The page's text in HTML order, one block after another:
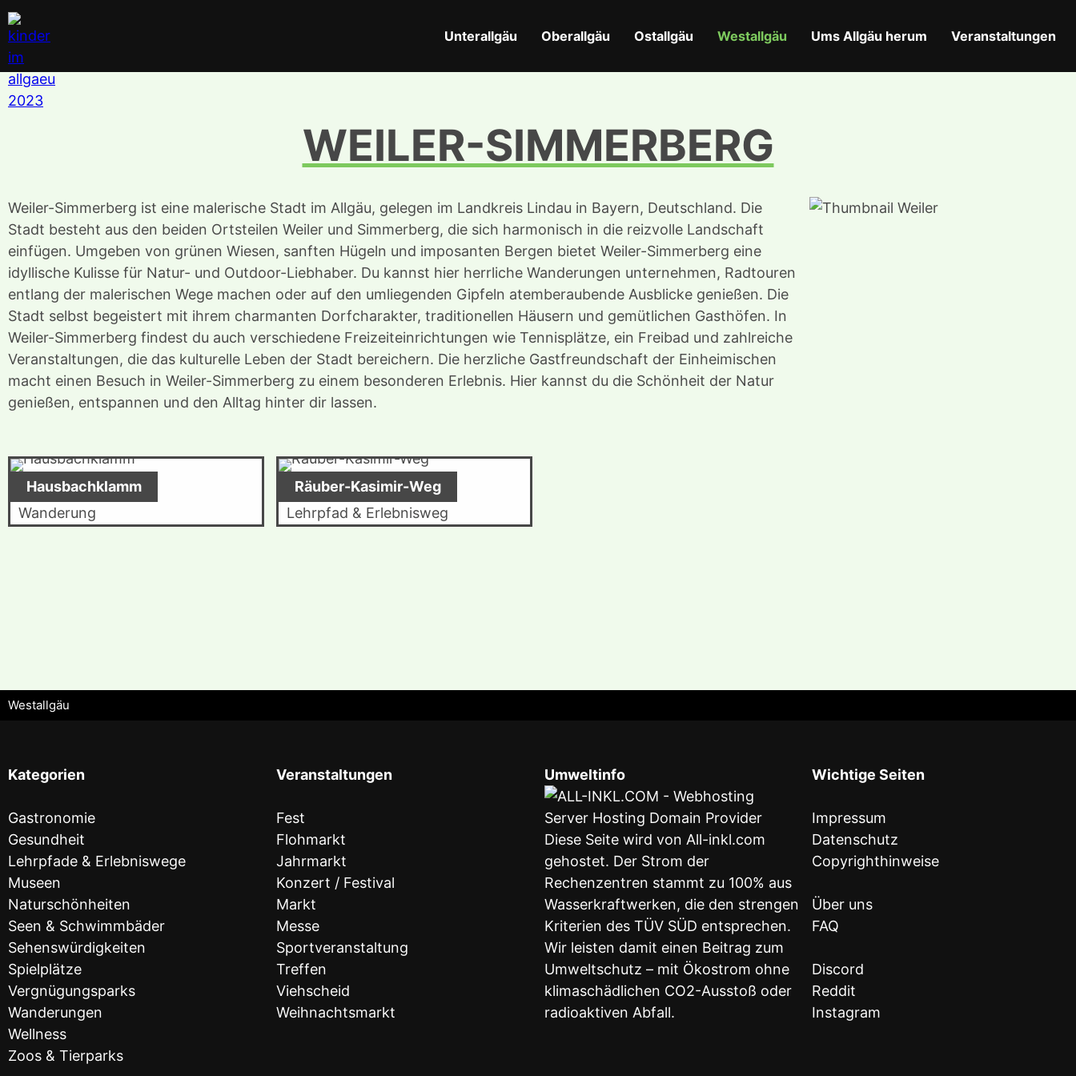
Unterallgäu Oberallgäu Ostallgäu Westallgäu Ums Allgäu herum Veranstaltungen
WEILER-SIMMERBERG
Weiler-Simmerberg ist eine malerische Stadt im Allgäu, gelegen im Landkreis Lindau in Bayern, Deutschland. Die
Stadt besteht aus den beiden Ortsteilen Weiler und Simmerberg, die sich harmonisch in die reizvolle Landschaft
einfügen. Umgeben von grünen Wiesen, sanften Hügeln und imposanten Bergen bietet Weiler-Simmerberg eine
idyllische Kulisse für Natur- und Outdoor-Liebhaber. Du kannst hier herrliche Wanderungen unternehmen, Radtouren
entlang der malerischen Wege machen oder auf den umliegenden Gipfeln atemberaubende Ausblicke genießen. Die
Stadt selbst begeistert mit ihrem charmanten Dorfcharakter, traditionellen Häusern und gemütlichen Gasthöfen. In
Weiler-Simmerberg findest du auch verschiedene Freizeiteinrichtungen wie Tennisplätze, ein Freibad und zahlreiche
Veranstaltungen, die das kulturelle Leben der Stadt bereichern. Die herzliche Gastfreundschaft der Einheimischen
macht einen Besuch in Weiler-Simmerberg zu einem besonderen Erlebnis. Hier kannst du die Schönheit der Natur
genießen, entspannen und den Alltag hinter dir lassen.
Hausbachklamm
Wanderung
Räuber-Kasimir-Weg
Lehrpfad & Erlebnisweg
Westallgäu
Kategorien
Gastronomie
Gesundheit
Lehrpfade & Erlebniswege
Museen
Naturschönheiten
Seen & Schwimmbäder
Sehenswürdigkeiten
Spielplätze
Vergnügungsparks
Wanderungen
Wellness
Zoos & Tierparks
Veranstaltungen
Fest
Flohmarkt
Jahrmarkt
Konzert / Festival
Markt
Messe
Sportveranstaltung
Treffen
Viehscheid
Weihnachtsmarkt
Umweltinfo
Diese Seite wird von All-inkl.com
gehostet. Der Strom der
Rechenzentren stammt zu 100% aus
Wasserkraftwerken, die den strengen
Kriterien des TÜV SÜD entsprechen.
Wir leisten damit einen Beitrag zum
Umweltschutz – mit Ökostrom ohne
klimaschädlichen CO2-Ausstoß oder
radioaktiven Abfall.
Wichtige Seiten
Impressum
Datenschutz
Copyrighthinweise
Über uns
FAQ
Discord
Reddit
Instagram